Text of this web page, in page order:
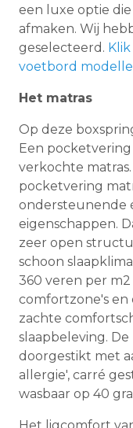
een luxe optie
afmaken. Wij
geselecteerd.
voetbord
Het matras
Op deze
Een
verkochte
pocketvering
ondersteunende
eigenschappen.
zeer open
schoon
360 veren per m2
comfortzone's en
zachte
slaapbeleving. De
doorgestikt met
allergie', carré
wasbaar op 40